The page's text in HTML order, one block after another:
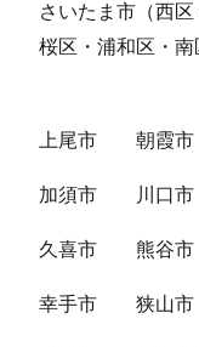
さいたま市（西
桜区・浦和区・南
上尾市 朝霞市
加須市 川口市
久喜市 熊谷市
幸手市 狭山市